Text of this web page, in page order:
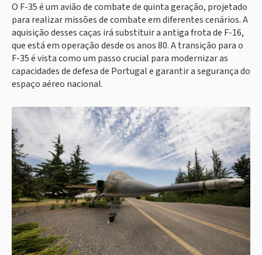
O F-35 é um avião de combate de quinta geração, projetado
para realizar missões de combate em diferentes cenários. A
aquisição desses caças irá substituir a antiga frota de F-16,
que está em operação desde os anos 80. A transição para o
F-35 é vista como um passo crucial para modernizar as
capacidades de defesa de Portugal e garantir a segurança do
espaço aéreo nacional.